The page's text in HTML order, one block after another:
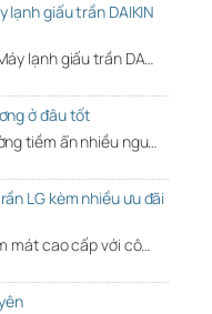
giấu trần DAIKIN
lạnh giấu trần DA…
ở đâu tốt
tiềm ẩn nhiều ngu…
LG kèm nhiều ưu đãi
mát cao cấp với cô…